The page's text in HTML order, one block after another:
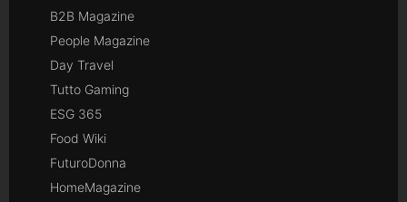
B2B Magazine
People Magazine
Day Travel
Tutto Gaming
ESG 365
Food Wiki
FuturoDonna
HomeMagazine